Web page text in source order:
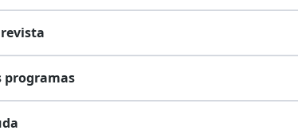
sua cidade
programas